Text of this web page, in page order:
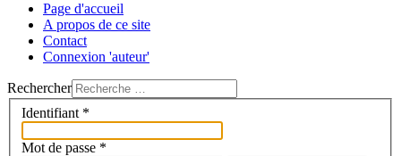
Page d'accueil
A propos de ce site
Contact
Connexion 'auteur'
Rechercher
Identifiant *
Mot de passe *